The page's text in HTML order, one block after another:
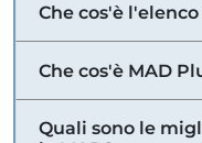
Che cos'è
Che cos'è MAD
Quali sono le